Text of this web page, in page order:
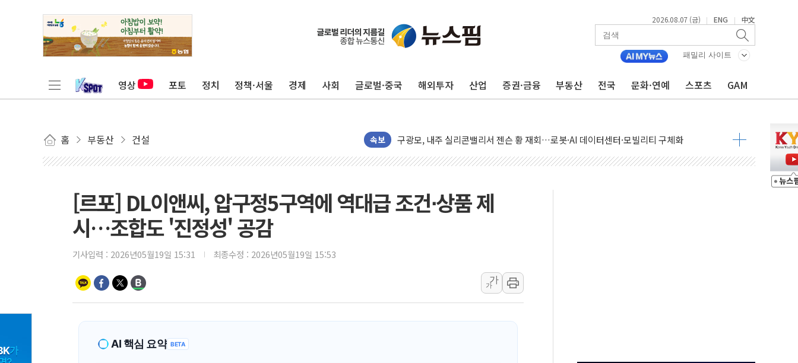
2026.08.07 (금) | ENG | 中文
패밀리 사이트
영상 포토 정치 정책·서울 경제 사회 글로벌·중국 해외투자 산업 증권·금융 부동산 전국 문화·연예 스포츠 GAM
홈 부동산 건설 속보
유럽증시, 견조한 실적 소화하며 대부분 상승… "2분기 기업 순이익 21% 증가" 전망
리투아니아 국방 "러, 우크라 드론으로 나토 회원국 공격 검토… 거짓 깃발 작전"
뉴욕증시 개장 전 특징주...모더나·아이온큐·도어대시↑ VS 샌디스크·피그마·앱러빈↓
김정관 장관 "영업이익 N% 성과급 반대…상법·자본시장법 개정 논의"
청와대, 북한 단거리 탄도미사일 발사에 긴급 안보 점검회의
금값 7주 만에 최고…美 고용 둔화·호르무즈 재개방 기대에 강세
'월가의 황제' 다이먼 "금융시장 레버리지 위험수위…숨은 차입이 더 큰 변수"
양주 섬유염색공장서 화재 1명 중상…대응 1단계 진압 중
[르포] DL이앤씨, 압구정5구역에 역대급 조건⋅상품 제
시…조합도 '진정성' 공감
기사입력 : 2026년05월19일 15:31 최종수정 : 2026년05월19일 15:53
가
가
AI 핵심 요약 BETA